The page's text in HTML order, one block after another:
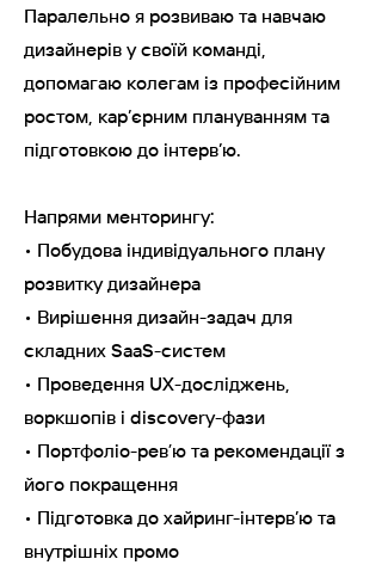
Паралельно я розвиваю та навчаю
дизайнерів у своїй команді,
допомагаю колегам із професійним
ростом, кар’єрним плануванням та
підготовкою до інтерв’ю.
Напрями менторингу:
• Побудова індивідуального плану
розвитку дизайнера
• Вирішення дизайн-задач для
складних SaaS-систем
• Проведення UX-досліджень,
воркшопів і discovery-фази
• Портфоліо-ревʼю та рекомендації з
його покращення
• Підготовка до хайринг-інтерв’ю та
внутрішніх промо